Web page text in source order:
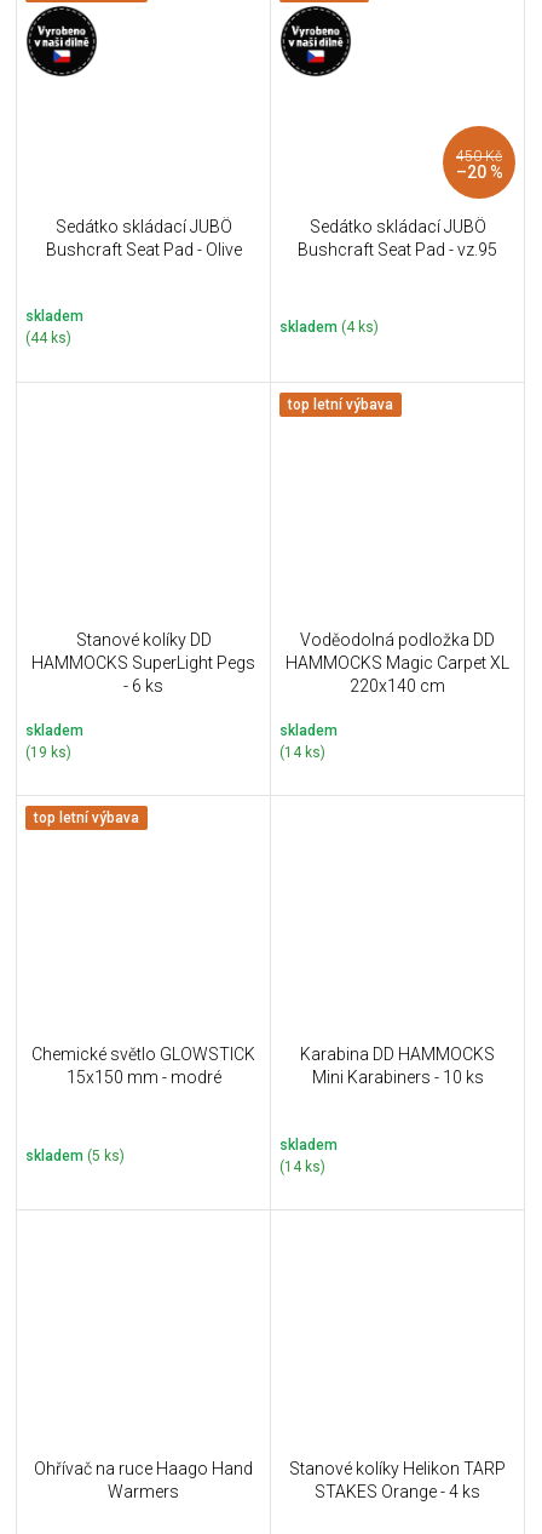
Sedátko skládací JUBÖ
Bushcraft Seat Pad - Olive
skladem
(44 ks)
450 Kč
–20 %
Sedátko skládací JUBÖ
Bushcraft Seat Pad - vz.95
skladem (4 ks)
Stanové kolíky DD
HAMMOCKS SuperLight Pegs
- 6 ks
skladem
(19 ks)
top letní výbava
Voděodolná podložka DD
HAMMOCKS Magic Carpet XL
220x140 cm
skladem
(14 ks)
top letní výbava
Chemické světlo GLOWSTICK
15x150 mm - modré
skladem (5 ks)
Karabina DD HAMMOCKS
Mini Karabiners - 10 ks
skladem
(14 ks)
Ohřívač na ruce Haago Hand
Warmers
Stanové kolíky Helikon TARP
STAKES Orange - 4 ks